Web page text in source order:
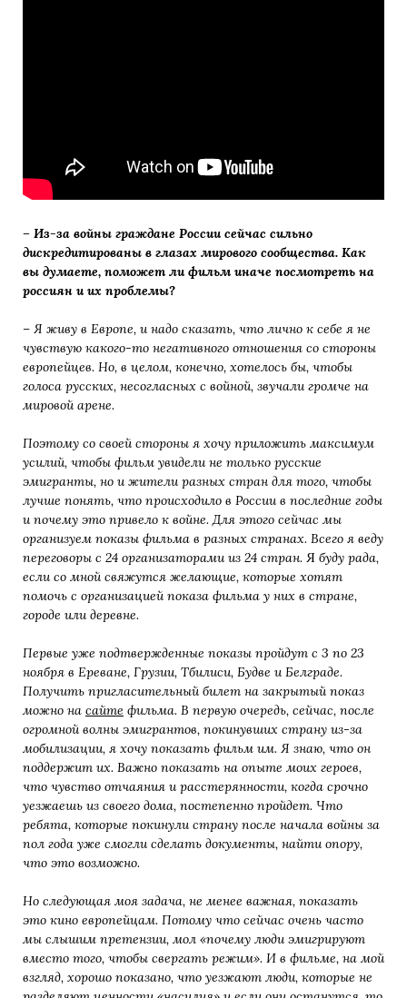
– Из-за войны граждане России сейчас сильно
дискредитированы в глазах мирового сообщества. Как
вы думаете, поможет ли фильм иначе посмотреть на
россиян и их проблемы?
– Я живу в Европе, и надо сказать, что лично к себе я не
чувствую какого-то негативного отношения со стороны
европейцев. Но, в целом, конечно, хотелось бы, чтобы
голоса русских, несогласных с войной, звучали громче на
мировой арене.
Поэтому со своей стороны я хочу приложить максимум
усилий, чтобы фильм увидели не только русские
эмигранты, но и жители разных стран для того, чтобы
лучше понять, что происходило в России в последние годы
и почему это привело к войне. Для этого сейчас мы
организуем показы фильма в разных странах. Всего я веду
переговоры с 24 организаторами из 24 стран. Я буду рада,
если со мной свяжутся желающие, которые хотят
помочь с организацией показа фильма у них в стране,
городе или деревне.
Первые уже подтвержденные показы пройдут с 3 по 23
ноября в Ереване, Грузии, Тбилиси, Будве и Белграде.
Получить пригласительный билет на закрытый показ
можно на сайте фильма. В первую очередь, сейчас, после
огромной волны эмигрантов, покинувших страну из-за
мобилизации, я хочу показать фильм им. Я знаю, что он
поддержит их. Важно показать на опыте моих героев,
что чувство отчаяния и расстерянности, когда срочно
уезжаешь из своего дома, постепенно пройдет. Что
ребята, которые покинули страну после начала войны за
пол года уже смогли сделать документы, найти опору,
что это возможно.
Но следующая моя задача, не менее важная, показать
это кино европейцам. Потому что сейчас очень часто
мы слышим претензии, мол «почему люди эмигрируют
вместо того, чтобы свергать режим». И в фильме, на мой
взгляд, хорошо показано, что уезжают люди, которые не